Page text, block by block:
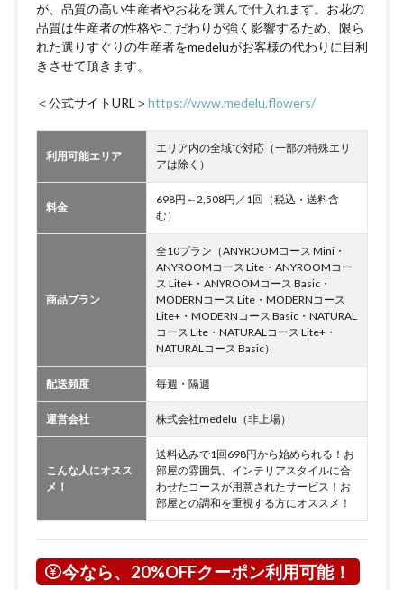
が、品質の高い生産者やお花を選んで仕入れます。お花の
品質は生産者の性格やこだわりが強く影響するため、限ら
れた選りすぐりの生産者をmedeluがお客様の代わりに目利
きさせて頂きます。
＜公式サイトURL＞https://www.medelu.flowers/
利用可能エリア
エリア内の全域で対応（一部の特殊エリ
アは除く）
料金
698円～2,508円／1回（税込・送料含
む）
商品プラン
全10プラン（ANYROOMコース Mini・
ANYROOMコース Lite・ANYROOMコー
ス Lite+・ANYROOMコース Basic・
MODERNコース Lite・MODERNコース
Lite+・MODERNコース Basic・NATURAL
コース Lite・NATURALコース Lite+・
NATURALコース Basic）
配送頻度 毎週・隔週
運営会社 株式会社medelu（非上場）
こんな人にオスス
メ！
送料込みで1回698円から始められる！お
部屋の雰囲気、インテリアスタイルに合
わせたコースが用意されたサービス！お
部屋との調和を重視する方にオススメ！
今なら、20%OFFクーポン利用可能！